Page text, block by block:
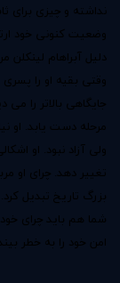
نداشته و چیزی برای
وضعیت کنونی خود
دلیل آبراهام لینکلن
وقتی بقیه او را
جایگاهی بالاتر را
مرحله دست یابد. او
ولی آزاد نبود. او
تغییر دهد. چرای او
بزرگ تاریخ تبدیل کرد.
شما هم باید چرای
امن خود را به خطر